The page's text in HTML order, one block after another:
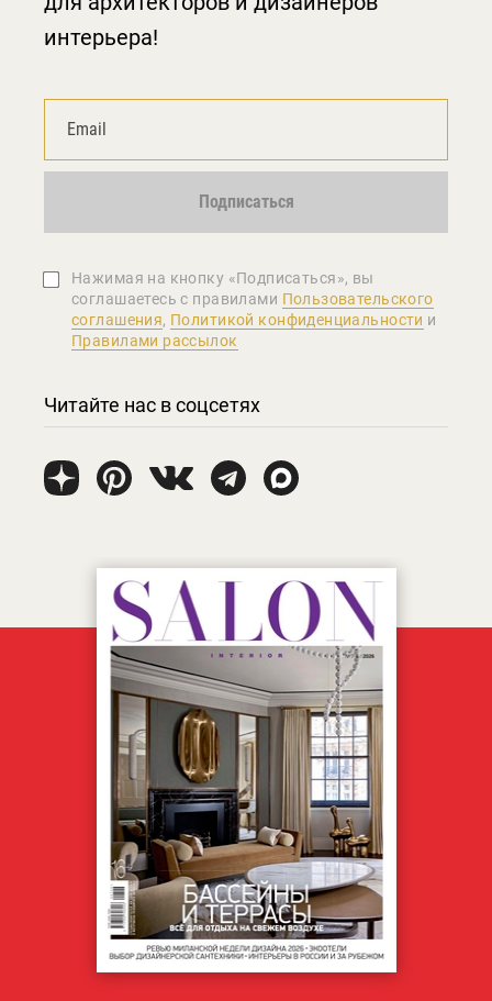
интерьера!
Подписаться
Нажимая на кнопку «Подписаться», вы
соглашаетеcь с правилами Пользовательского
соглашения, Политикой конфиденциальности и
Правилами рассылок
Читайте нас в соцсетях